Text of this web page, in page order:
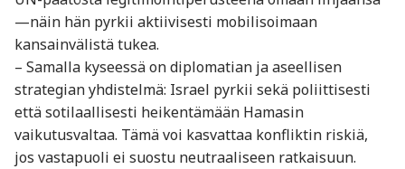
—näin hän pyrkii aktiivisesti mobilisoimaan
kansainvälistä tukea.
– Samalla kyseessä on diplomatian ja aseellisen
strategian yhdistelmä: Israel pyrkii sekä poliittisesti
että sotilaallisesti heikentämään Hamasin
vaikutusvaltaa. Tämä voi kasvattaa konfliktin riskiä,
jos vastapuoli ei suostu neutraaliseen ratkaisuun.